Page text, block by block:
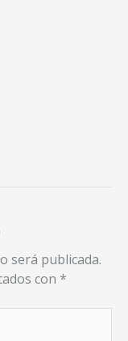
será publicada.
con *